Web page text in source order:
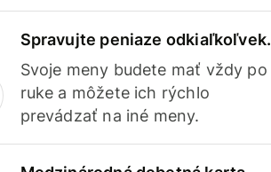
Spravujte peniaze odkiaľkoľvek.
Svoje meny budete mať vždy po
ruke a môžete ich rýchlo
prevádzať na iné meny.